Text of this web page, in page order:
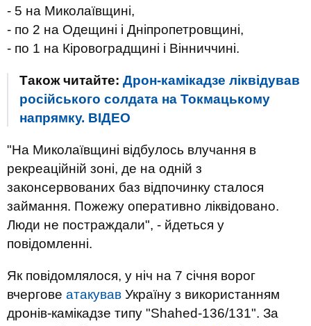
- 5 на Миколаївщині,
- по 2 на Одещині і Дніпропетровщині,
- по 1 на Кіровоградщині і Вінниччині.
Також читайте: Дрон-камікадзе ліквідував
російського солдата на Токмацькому
напрямку. ВIДЕО
"На Миколаївщині відбулось влучання в
рекреаційній зоні, де на одній з
законсервованих баз відпочинку сталося
займання. Пожежу оперативно ліквідовано.
Люди не постраждали", - йдеться у
повідомленні.
Як повідомлялося, у ніч на 7 січня ворог
вчергове атакував Україну з використанням
дронів-камікадзе типу "Shahed-136/131". За